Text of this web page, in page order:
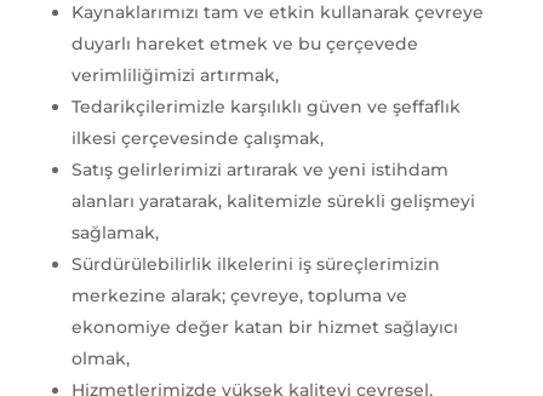
Kaynaklarımızı tam ve etkin kullanarak çevreye
duyarlı hareket etmek ve bu çerçevede
verimliliğimizi artırmak,
Tedarikçilerimizle karşılıklı güven ve şeffaflık
ilkesi çerçevesinde çalışmak,
Satış gelirlerimizi artırarak ve yeni istihdam
alanları yaratarak, kalitemizle sürekli gelişmeyi
sağlamak,
Sürdürülebilirlik ilkelerini iş süreçlerimizin
merkezine alarak; çevreye, topluma ve
ekonomiye değer katan bir hizmet sağlayıcı
olmak,
Hizmetlerimizde yüksek kaliteyi çevresel,